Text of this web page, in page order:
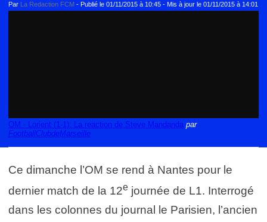
Par La Redaction FCM - Publié le 01/11/2015 à 10:45 - Mis à jour le 01/11/2015 à 14:01
OM - Lorient (1-1): La reaction de Steve Mandanda par
FootballClubdeMarseille
Ce dimanche l’OM se rend à Nantes pour le
dernier match de la 12e journée de L1. Interrogé
dans les colonnes du journal le Parisien, l’ancien